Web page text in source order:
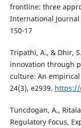
frontline: three
International
150-17
Tripathi, A., & Dhir,
innovation through
culture: An
24(3), e2939. https://
Tuncdogan, A.,
Regulatory Focus,